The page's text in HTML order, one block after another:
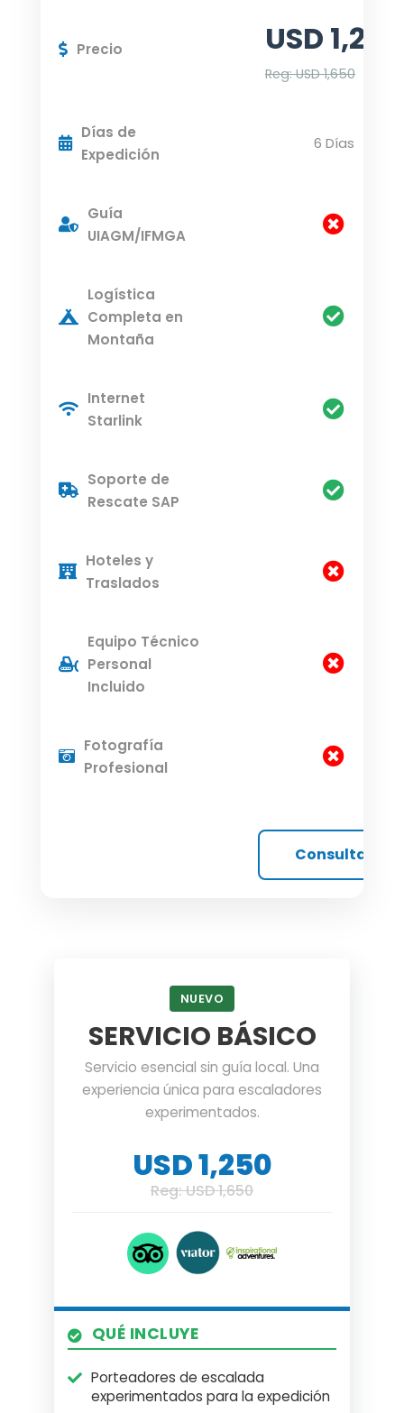
Precio USD 1,250
Reg: USD 1,650
Días de
Expedición
6 Días
Guía
UIAGM/IFMGA
Logística
Completa en
Montaña
Internet
Starlink
Soporte de
Rescate SAP
Hoteles y
Traslados
Equipo Técnico
Personal
Incluido
Fotografía
Profesional
Consultar
NUEVO
SERVICIO BÁSICO
Servicio esencial sin guía local. Una
experiencia única para escaladores
experimentados.
USD 1,250
Reg: USD 1,650
QUÉ INCLUYE
Porteadores de escalada
experimentados para la expedición